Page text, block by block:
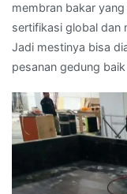
membran bakar
sertifikasi global dan
Jadi mestinya bisa
pesanan gedung